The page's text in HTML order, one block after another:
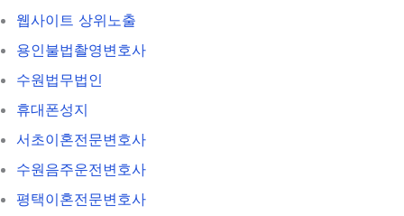
웹사이트 상위노출
용인불법촬영변호사
수원법무법인
휴대폰성지
서초이혼전문변호사
수원음주운전변호사
평택이혼전문변호사